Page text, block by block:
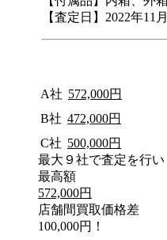
【査定日】2022年11月
A社 572,000円
B社 472,000円
C社 500,000円
最大９社で査定を行い
最高額
572,000円
店舗間買取価格差
100,000円！